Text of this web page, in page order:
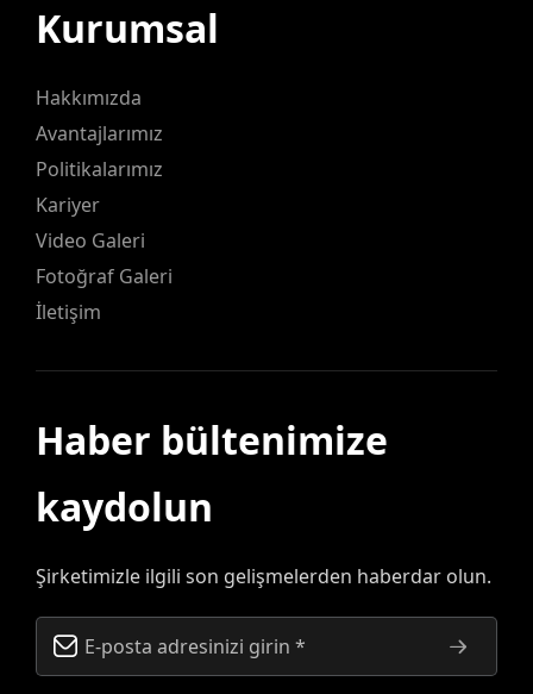
Kurumsal
Hakkımızda
Avantajlarımız
Politikalarımız
Kariyer
Video Galeri
Fotoğraf Galeri
İletişim
Haber bültenimize
kaydolun
Şirketimizle ilgili son gelişmelerden haberdar olun.